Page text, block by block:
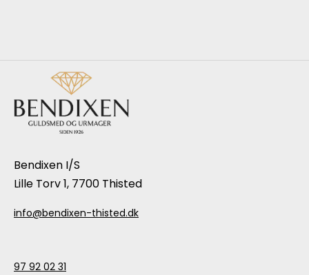
Bendixen I/S
Lille Torv 1, 7700 Thisted
info@bendixen-thisted.dk
97 92 02 31